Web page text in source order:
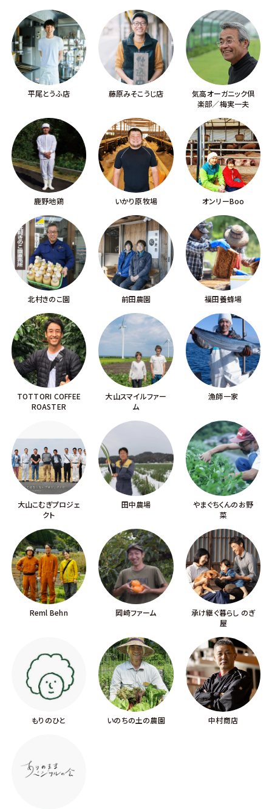
平尾とうふ店 藤原みそこうじ店
気高オーガニック倶
楽部／梅実一夫
鹿野地鶏 いかり原牧場 オンリーBoo
北村きのこ園 前田農園 福田養蜂場
TOTTORI COFFEE
ROASTER
大山スマイルファー
ム
漁師一家
大山こむぎプロジェ
クト
田中農場
やまぐちくんのお野
菜
Reml Behn 岡崎ファーム
承け継ぐ暮らし のぎ
屋
もりのひと いのちの土の農園 中村商店